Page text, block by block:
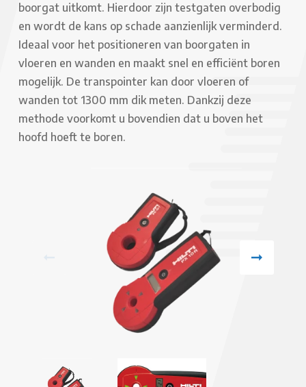
boorgat uitkomt. Hierdoor zijn testgaten overbodig
en wordt de kans op schade aanzienlijk verminderd.
Ideaal voor het positioneren van boorgaten in
vloeren en wanden en maakt snel en efficiënt boren
mogelijk. De transpointer kan door vloeren of
wanden tot 1300 mm dik meten. Dankzij deze
methode voorkomt u bovendien dat u boven het
hoofd hoeft te boren.